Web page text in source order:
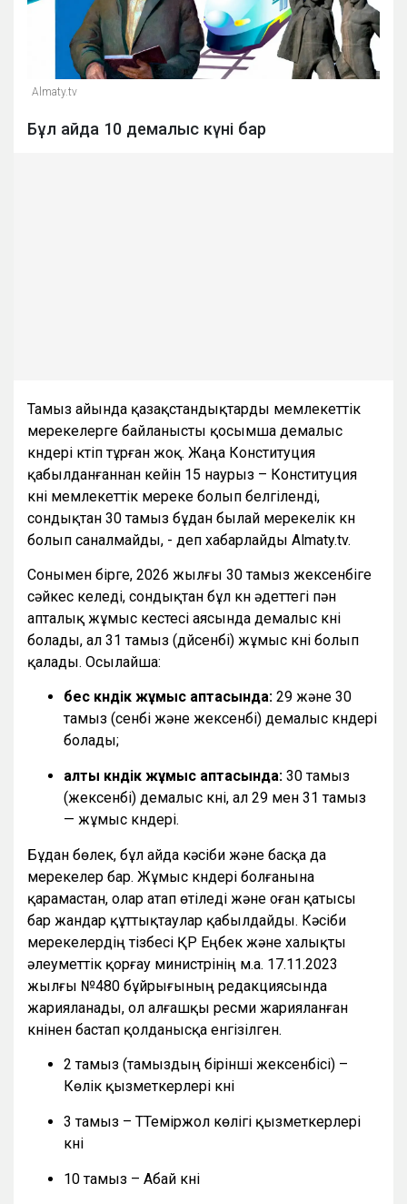
Almaty.tv
Бұл айда 10 демалыс күні бар
Тамыз айында қазақстандықтарды мемлекеттік
мерекелерге байланысты қосымша демалыс
күндері күтіп тұрған жоқ. Жаңа Конституция
қабылданғаннан кейін 15 наурыз – Конституция
күні мемлекеттік мереке болып белгіленді,
сондықтан 30 тамыз бұдан былай мерекелік күн
болып саналмайды, - деп хабарлайды Almaty.tv.
Сонымен бірге, 2026 жылғы 30 тамыз жексенбіге
сәйкес келеді, сондықтан бұл күн әдеттегі пән
апталық жұмыс кестесі аясында демалыс күні
болады, ал 31 тамыз (дүйсенбі) жұмыс күні болып
қалады. Осылайша:
бес күндік жұмыс аптасында: 29 және 30
тамыз (сенбі және жексенбі) демалыс күндері
болады;
алты күндік жұмыс аптасында: 30 тамыз
(жексенбі) демалыс күні, ал 29 мен 31 тамыз
— жұмыс күндері.
Бұдан бөлек, бұл айда кәсіби және басқа да
мерекелер бар. Жұмыс күндері болғанына
қарамастан, олар атап өтіледі және оған қатысы
бар жандар құттықтаулар қабылдайды. Кәсіби
мерекелердің тізбесі ҚР Еңбек және халықты
әлеуметтік қорғау министрінің м.а. 17.11.2023
жылғы №480 бұйрығының редакциясында
жарияланады, ол алғашқы ресми жарияланған
күнінен бастап қолданысқа енгізілген.
2 тамыз (тамыздың бірінші жексенбісі) –
Көлік қызметкерлері күні
3 тамыз – ТТеміржол көлігі қызметкерлері
күні
10 тамыз – Абай күні